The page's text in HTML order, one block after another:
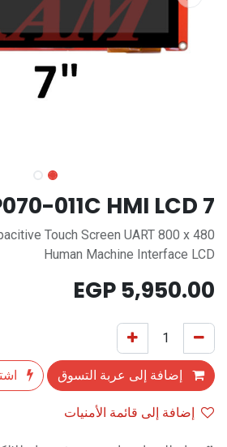
011C HMI LCD 7"
Touch Screen UART 800 x 480
Human Machine Interface LCD
5,950.00
إضافة إلى عربة التسوق
إضافة إلى قائمة الأمنيات